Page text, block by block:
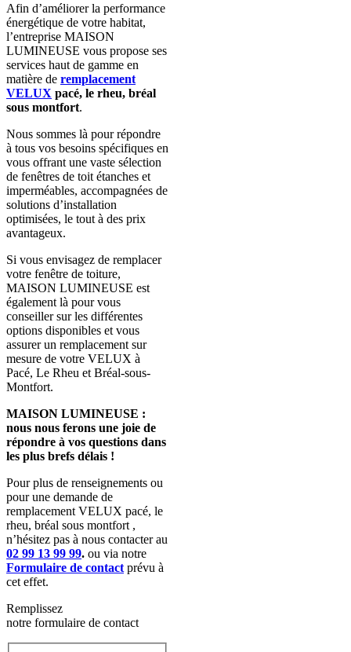
Afin d’améliorer la performance
énergétique de votre habitat,
l’entreprise MAISON
LUMINEUSE vous propose ses
services haut de gamme en
matière de remplacement
VELUX pacé, le rheu, bréal
sous montfort.
Nous sommes là pour répondre
à tous vos besoins spécifiques en
vous offrant une vaste sélection
de fenêtres de toit étanches et
imperméables, accompagnées de
solutions d’installation
optimisées, le tout à des prix
avantageux.
Si vous envisagez de remplacer
votre fenêtre de toiture,
MAISON LUMINEUSE est
également là pour vous
conseiller sur les différentes
options disponibles et vous
assurer un remplacement sur
mesure de votre VELUX à
Pacé, Le Rheu et Bréal-sous-
Montfort.
MAISON LUMINEUSE :
nous nous ferons une joie de
répondre à vos questions dans
les plus brefs délais !
Pour plus de renseignements ou
pour une demande de
remplacement VELUX pacé, le
rheu, bréal sous montfort ,
n’hésitez pas à nous contacter au
02 99 13 99 99. ou via notre
Formulaire de contact prévu à
cet effet.
Remplissez
notre formulaire de contact